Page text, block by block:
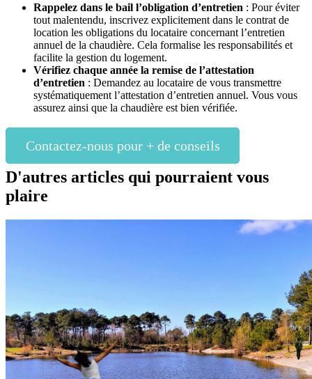
Rappelez dans le bail l’obligation d’entretien : Pour éviter
tout malentendu, inscrivez explicitement dans le contrat de
location les obligations du locataire concernant l’entretien
annuel de la chaudière. Cela formalise les responsabilités et
facilite la gestion du logement.
Vérifiez chaque année la remise de l’attestation
d’entretien : Demandez au locataire de vous transmettre
systématiquement l’attestation d’entretien annuel. Vous vous
assurez ainsi que la chaudière est bien vérifiée.
Contactez-nous pour + de conseils
D'autres articles qui pourraient vous
plaire